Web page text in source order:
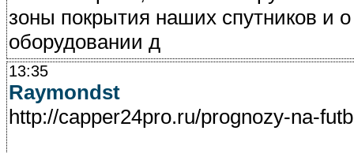
зоны покрытия наших спутников и
оборудовании д
13:35
Raymondst
http://capper24pro.ru/prognozy-na-